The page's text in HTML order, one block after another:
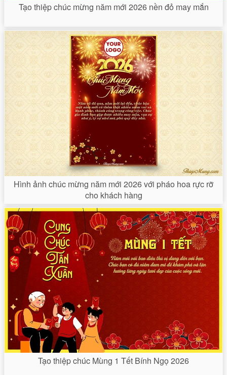
Tạo thiệp chúc mừng năm mới 2026 nền đỏ may mắn
Hình ảnh chúc mừng năm mới 2026 với pháo hoa rực rỡ
cho khách hàng
Tạo thiệp chúc Mùng 1 Tết Bính Ngọ 2026